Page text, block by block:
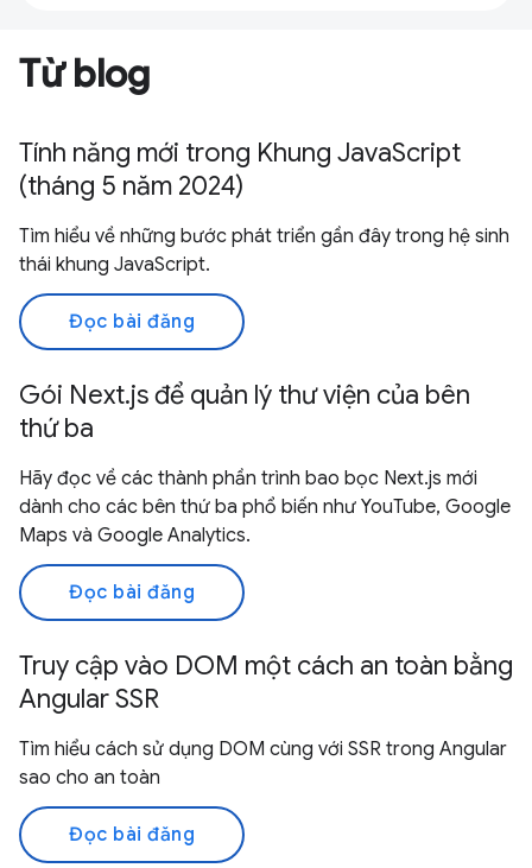
Từ blog
Tính năng mới trong Khung JavaScript
(tháng 5 năm 2024)
Tìm hiểu về những bước phát triển gần đây trong hệ sinh
thái khung JavaScript.
Đọc bài đăng
Gói Next.js để quản lý thư viện của bên
thứ ba
Hãy đọc về các thành phần trình bao bọc Next.js mới
dành cho các bên thứ ba phổ biến như YouTube, Google
Maps và Google Analytics.
Đọc bài đăng
Truy cập vào DOM một cách an toàn bằng
Angular SSR
Tìm hiểu cách sử dụng DOM cùng với SSR trong Angular
sao cho an toàn
Đọc bài đăng